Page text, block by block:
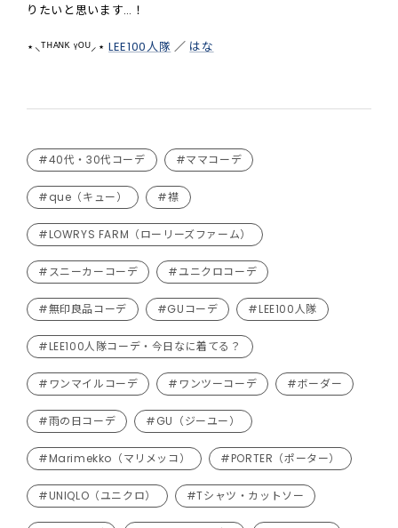
りたいと思います…！
⋆⸜ᵀᴴᴬᴺᴷ ᵞᴼᵁ⸝⋆LEE100人隊 ／ はな
#40代・30代コーデ #ママコーデ
#que（キュー） #襟
#LOWRYS FARM（ローリーズファーム）
#スニーカーコーデ #ユニクロコーデ
#無印良品コーデ #GUコーデ #LEE100人隊
#LEE100人隊コーデ・今日なに着てる？
#ワンマイルコーデ #ワンツーコーデ #ボーダー
#雨の日コーデ #GU（ジーユー）
#Marimekko（マリメッコ） #PORTER（ポーター）
#UNIQLO（ユニクロ） #Tシャツ・カットソー